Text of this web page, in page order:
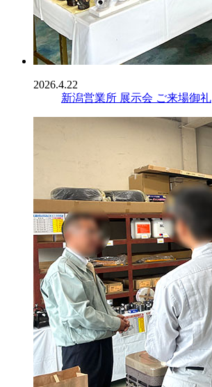
2026.4.22
新潟営業所 展示会 ご来場御礼